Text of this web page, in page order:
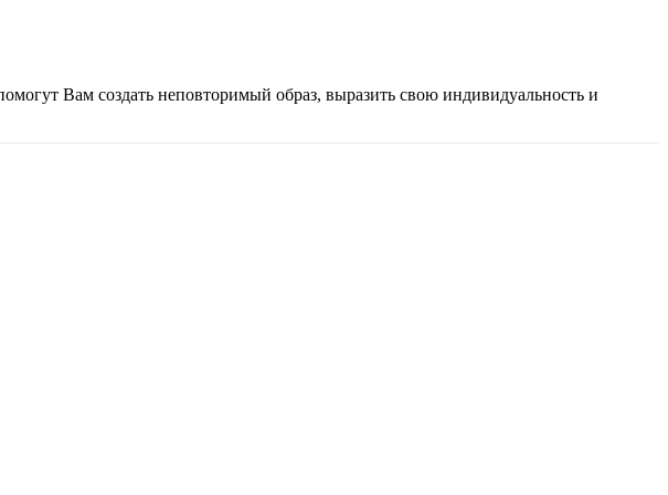
Вам создать неповторимый образ, выразить свою индивидуальность и